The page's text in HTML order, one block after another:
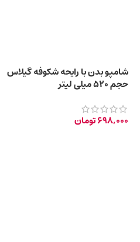
شامپو بدن با رایحه شکوفه گیلاس
حجم 520 میلی‌ لیتر
698,000تومان